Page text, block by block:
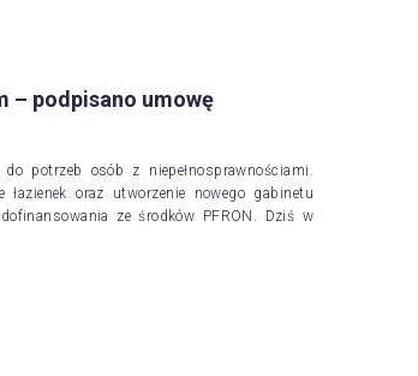
– podpisano umowę
potrzeb osób z niepełnosprawnościami.
oraz utworzenie nowego gabinetu
ze środków PFRON. Dziś w